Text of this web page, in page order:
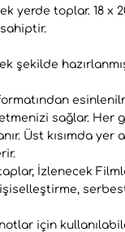
yerde toplar. 18
şekilde
sağlar. Her
Üst kısımda yer
İzlenecek
için